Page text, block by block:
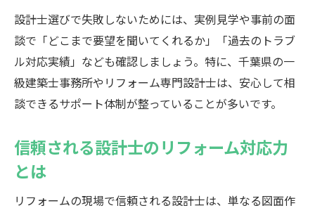
設計士選びで失敗しないためには、実例見学や事前の面
談で「どこまで要望を聞いてくれるか」「過去のトラブ
ル対応実績」なども確認しましょう。特に、千葉県の一
級建築士事務所やリフォーム専門設計士は、安心して相
談できるサポート体制が整っていることが多いです。
信頼される設計士のリフォーム対応力
とは
リフォームの現場で信頼される設計士は、単なる図面作